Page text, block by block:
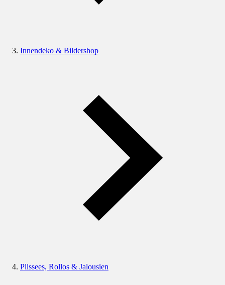
Innendeko & Bildershop
Plissees, Rollos & Jalousien